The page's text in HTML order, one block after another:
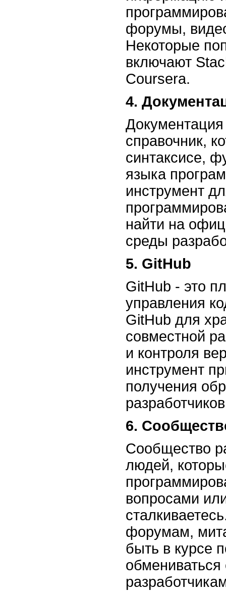
форумы,
Некоторые
включают
Coursera.
4.
справочник,
синтаксисе,
языка
инструмент
найти на
среды
5. GitHub
GitHub - это
управления
GitHub для
совместной
и контроля
инструмент
получения
6.
Сообщество
людей,
вопросами
форумам,
быть в курсе